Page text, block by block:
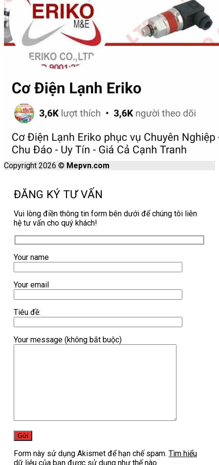
Copyright 2026 © Mepvn.com
ĐĂNG KÝ TƯ VẤN
Vui lòng điền thông tin form bên dưới để chúng tôi liên
hệ tư vấn cho quý khách!
Your name
Your email
Tiêu đề:
Your message (không bắt buộc)
Form này sử dụng Akismet để hạn chế spam. Tìm hiểu
dữ liệu của bạn được sử dụng như thế nào.